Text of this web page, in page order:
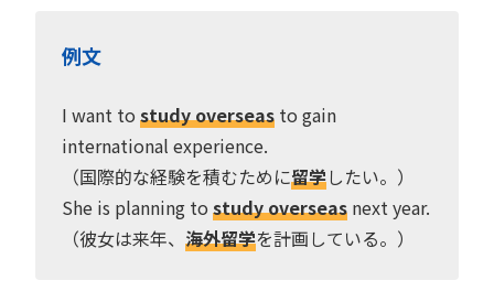
例文
I want to study overseas to gain
international experience.
（国際的な経験を積むために留学したい。）
She is planning to study overseas next year.
（彼女は来年、 海外留学を計画している。）